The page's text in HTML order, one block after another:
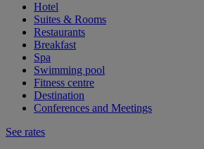
Hotel
Suites & Rooms
Restaurants
Breakfast
Spa
Swimming pool
Fitness centre
Destination
Conferences and Meetings
See rates